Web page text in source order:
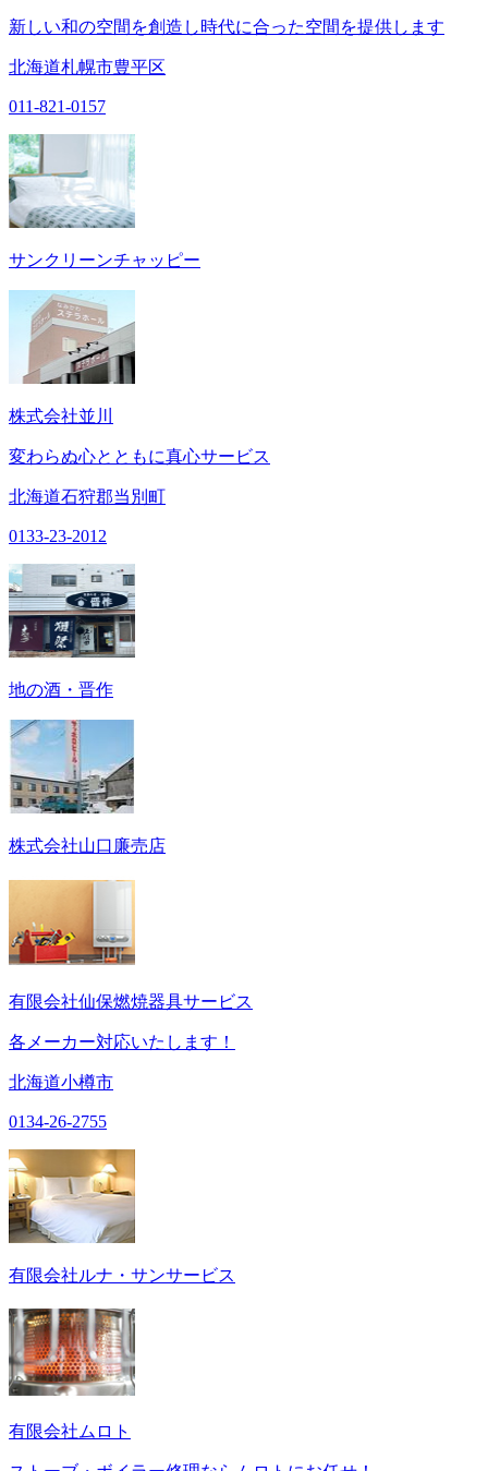
新しい和の空間を創造し時代に合った空間を提供します
北海道札幌市豊平区
011-821-0157
サンクリーンチャッピー
株式会社並川
変わらぬ心とともに真心サービス
北海道石狩郡当別町
0133-23-2012
地の酒・晋作
株式会社山口廉売店
有限会社仙保燃焼器具サービス
各メーカー対応いたします！
北海道小樽市
0134-26-2755
有限会社ルナ・サンサービス
有限会社ムロト